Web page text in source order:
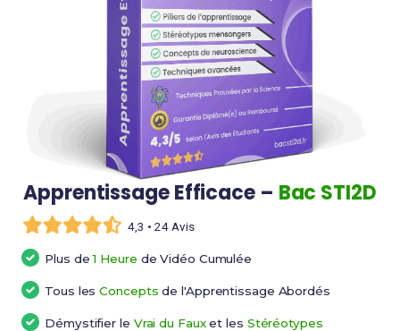
Apprentissage Efficace – Bac STI2D
4,3 • 24 Avis
Plus de1 Heure de Vidéo Cumulée
Tous lesConcepts de l'Apprentissage Abordés
Démystifier le Vrai du Fauxet les Stéréotypes